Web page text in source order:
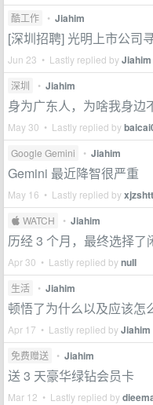
酷工作 • Jiahim
[深圳招聘] 光明上市公司
Jun 23 • Lastly replied byJiahim
深圳 • Jiahim
身为广东人，为啥我身边
May 30 • Lastly replied by
Google Gemini • Jiahim
Gemini 最近降智很严重
May 16 • Lastly replied by
 WATCH • Jiahim
历经 3 个月，最终选择了
Apr 30 • Lastly replied bynuII
生活 • Jiahim
顿悟了为什么以及应该怎
Apr 17 • Lastly replied byJiahim
免费赠送 • Jiahim
送 3 天豪华绿钻会员卡
Mar 12 • Lastly replied by